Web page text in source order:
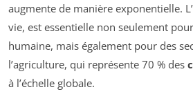
augmente de manière exponentielle.
vie, est essentielle non seulement
humaine, mais également pour des
l’agriculture, qui représente 70 % des
à l’échelle globale.